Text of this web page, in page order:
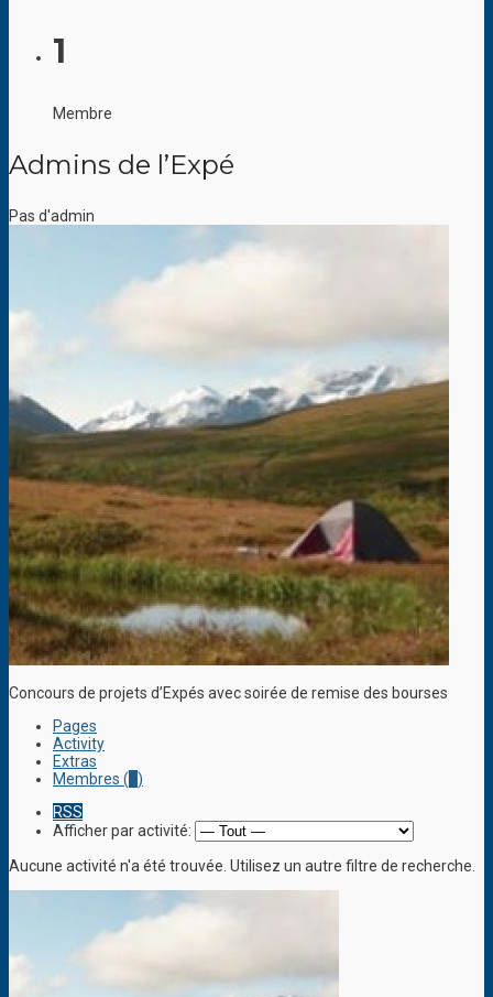
1
Membre
Admins de l’Expé
Pas d'admin
Concours de projets d’Expés avec soirée de remise des bourses
Pages
Activity
Extras
Membres ( )
RSS
Afficher par activité:
Aucune activité n'a été trouvée. Utilisez un autre filtre de recherche.